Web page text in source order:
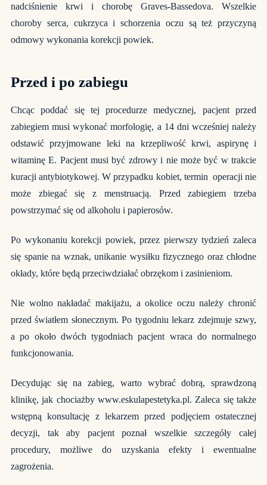
nadciśnienie krwi i chorobę Graves-Bassedova. Wszelkie
choroby serca, cukrzyca i schorzenia oczu są też przyczyną
odmowy wykonania korekcji powiek.
Przed i po zabiegu
Chcąc poddać się tej procedurze medycznej, pacjent przed
zabiegiem musi wykonać morfologię, a 14 dni wcześniej należy
odstawić przyjmowane leki na krzepliwość krwi, aspirynę i
witaminę E. Pacjent musi być zdrowy i nie może być w trakcie
kuracji antybiotykowej. W przypadku kobiet, termin operacji nie
może zbiegać się z menstruacją. Przed zabiegiem trzeba
powstrzymać się od alkoholu i papierosów.
Po wykonaniu korekcji powiek, przez pierwszy tydzień zaleca
się spanie na wznak, unikanie wysiłku fizycznego oraz chłodne
okłady, które będą przeciwdziałać obrzękom i zasinieniom.
Nie wolno nakładać makijażu, a okolice oczu należy chronić
przed światłem słonecznym. Po tygodniu lekarz zdejmuje szwy,
a po około dwóch tygodniach pacjent wraca do normalnego
funkcjonowania.
Decydując się na zabieg, warto wybrać dobrą, sprawdzoną
klinikę, jak chociażby www.eskulapestetyka.pl. Zaleca się także
wstępną konsultację z lekarzem przed podjęciem ostatecznej
decyzji, tak aby pacjent poznał wszelkie szczegóły całej
procedury, możliwe do uzyskania efekty i ewentualne
zagrożenia.